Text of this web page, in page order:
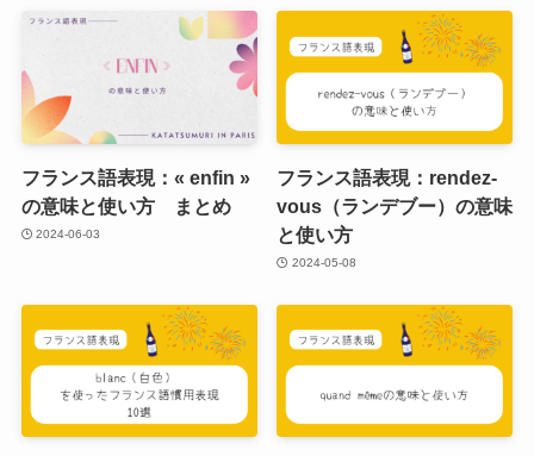
フランス語表現：« enfin »
の意味と使い方 まとめ
2024-06-03
フランス語表現：rendez-
vous（ランデブー）の意味
と使い方
2024-05-08